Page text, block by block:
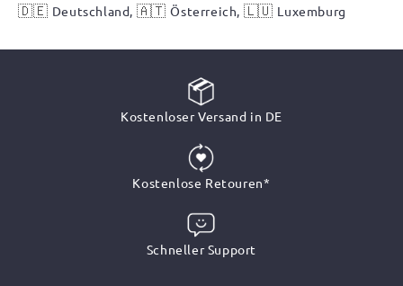
🇩🇪 Deutschland, 🇦🇹Österreich, 🇱🇺 Luxemburg
Kostenloser Versand in DE
Kostenlose Retouren*
Schneller Support